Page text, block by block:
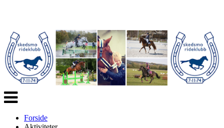
Veksle
navigasjon
Forside